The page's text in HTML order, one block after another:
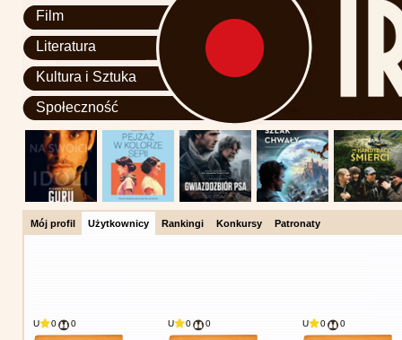
Film
Literatura
Kultura i Sztuka
Społeczność
Mój profil Użytkownicy Rankingi Konkursy Patronaty
U 0 0 U 0 0 U 0 0